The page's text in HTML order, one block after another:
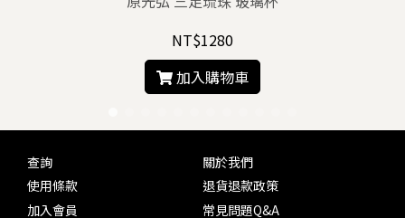
NT$1280
加入購物車
查詢
關於我們
使用條款
退貨退款政策
加入會員
常見問題Q&A